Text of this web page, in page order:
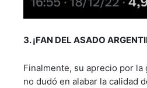
3. ¡FAN DEL ASADO
Finalmente, su aprecio por
no dudó en alabar la calidad